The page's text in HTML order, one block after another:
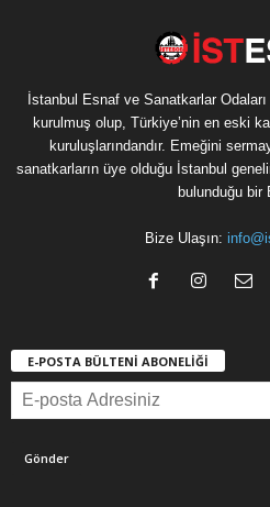
İstanbul Esnaf ve Sanatkarlar
kurulmuş olup, Türkiye’nin en eski
kuruluşlarındandır. Emeğini
sanatkarların üye olduğu İstanbul
bulunduğu bir
Bize Ulaşın:
E-POSTA BÜLTENİ ABONELİĞİ